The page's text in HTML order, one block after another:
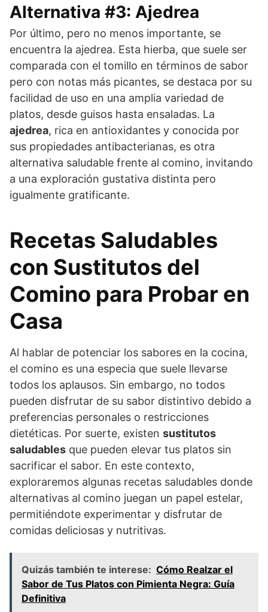
Alternativa #3: Ajedrea
Por último, pero no menos importante, se
encuentra la ajedrea. Esta hierba, que suele ser
comparada con el tomillo en términos de sabor
pero con notas más picantes, se destaca por su
facilidad de uso en una amplia variedad de
platos, desde guisos hasta ensaladas. La
ajedrea, rica en antioxidantes y conocida por
sus propiedades antibacterianas, es otra
alternativa saludable frente al comino, invitando
a una exploración gustativa distinta pero
igualmente gratificante.
Recetas Saludables
con Sustitutos del
Comino para Probar en
Casa
Al hablar de potenciar los sabores en la cocina,
el comino es una especia que suele llevarse
todos los aplausos. Sin embargo, no todos
pueden disfrutar de su sabor distintivo debido a
preferencias personales o restricciones
dietéticas. Por suerte, existen sustitutos
saludables que pueden elevar tus platos sin
sacrificar el sabor. En este contexto,
exploraremos algunas recetas saludables donde
alternativas al comino juegan un papel estelar,
permitiéndote experimentar y disfrutar de
comidas deliciosas y nutritivas.
Quizás también te interese: Cómo Realzar el
Sabor de Tus Platos con Pimienta Negra: Guía
Definitiva